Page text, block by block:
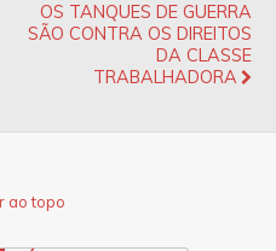
OS TANQUES DE GUERRA
SÃO CONTRA OS DIREITOS
DA CLASSE
TRABALHADORA
ao topo